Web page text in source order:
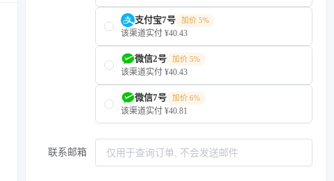
支付宝7号 加价 5%
该渠道实付 ¥40.43
微信2号 加价 5%
该渠道实付 ¥40.43
微信7号 加价 6%
该渠道实付 ¥40.81
联系邮箱